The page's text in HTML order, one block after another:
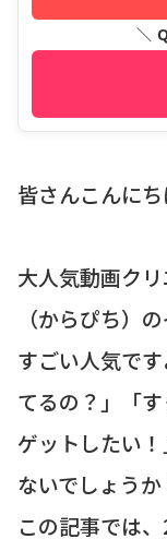
＼
皆さんこんに
大人気動画クリ
（からぴち）
すごい人気で
てるの？」「
ゲットしたい
ないでしょうか
この記事では